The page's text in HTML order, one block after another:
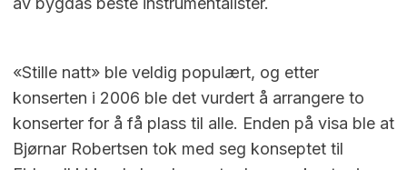
«Stille natt» ble veldig populært, og etter
konserten i 2006 ble det vurdert å arrangere to
konserter for å få plass til alle. Enden på visa ble at
Bjørnar Robertsen tok med seg konseptet til